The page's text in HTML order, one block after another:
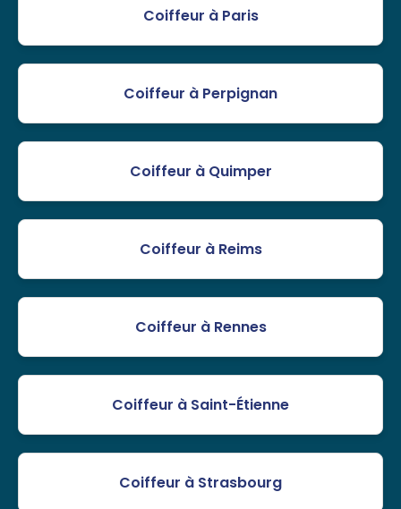
Coiffeur à Paris
Coiffeur à Perpignan
Coiffeur à Quimper
Coiffeur à Reims
Coiffeur à Rennes
Coiffeur à Saint-Étienne
Coiffeur à Strasbourg